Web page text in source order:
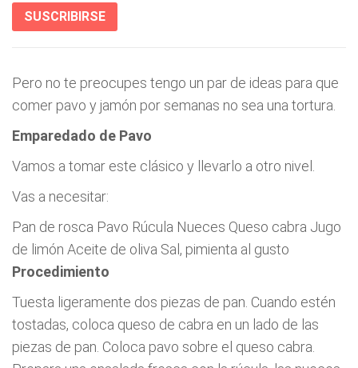
SUSCRIBIRSE
Pero no te preocupes tengo un par de ideas para que
comer pavo y jamón por semanas no sea una tortura.
Emparedado de Pavo
Vamos a tomar este clásico y llevarlo a otro nivel.
Vas a necesitar:
Pan de rosca Pavo Rúcula Nueces Queso cabra Jugo
de limón Aceite de oliva Sal, pimienta al gusto
Procedimiento
Tuesta ligeramente dos piezas de pan. Cuando estén
tostadas, coloca queso de cabra en un lado de las
piezas de pan. Coloca pavo sobre el queso cabra.